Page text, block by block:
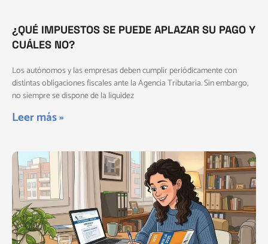
¿QUÉ IMPUESTOS SE PUEDE APLAZAR SU PAGO Y
CUÁLES NO?
Los autónomos y las empresas deben cumplir periódicamente con
distintas obligaciones fiscales ante la Agencia Tributaria. Sin embargo,
no siempre se dispone de la liquidez
Leer más »